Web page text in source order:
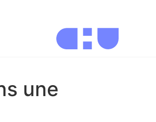
une